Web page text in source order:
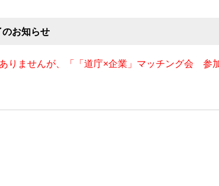
のお知らせ
りませんが、「「道庁×企業」マッチング会 参